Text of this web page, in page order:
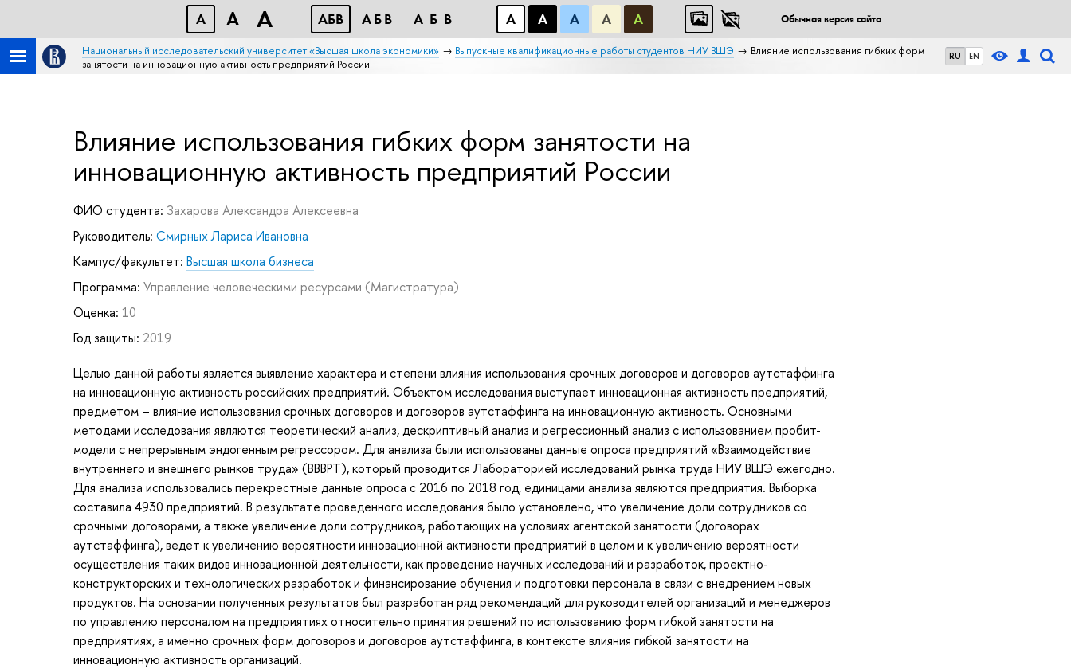
A A A АБB АБB АБB А А А А А Обычная версия сайта
RU EN
Национальный исследовательский университет «Высшая школа экономики» Выпускные квалификационные работы студентов НИУ ВШЭ
Влияние использования гибких форм
занятости на инновационную активность предприятий России
Влияние использования гибких форм занятости на
инновационную активность предприятий России
ФИО студента: Захарова Александра Алексеевна
Руководитель: Смирных Лариса Ивановна
Кампус/факультет: Высшая школа бизнеса
Программа: Управление человеческими ресурсами (Магистратура)
Оценка: 10
Год защиты: 2019
Целью данной работы является выявление характера и степени влияния использования срочных договоров и договоров аутстаффинга
на инновационную активность российских предприятий. Объектом исследования выступает инновационная активность предприятий,
предметом – влияние использования срочных договоров и договоров аутстаффинга на инновационную активность. Основными
методами исследования являются теоретический анализ, дескриптивный анализ и регрессионный анализ с использованием пробит-
модели с непрерывным эндогенным регрессором. Для анализа были использованы данные опроса предприятий «Взаимодействие
внутреннего и внешнего рынков труда» (ВВВРТ), который проводится Лабораторией исследований рынка труда НИУ ВШЭ ежегодно.
Для анализа использовались перекрестные данные опроса с 2016 по 2018 год, единицами анализа являются предприятия. Выборка
составила 4930 предприятий. В результате проведенного исследования было установлено, что увеличение доли сотрудников со
срочными договорами, а также увеличение доли сотрудников, работающих на условиях агентской занятости (договорах
аутстаффинга), ведет к увеличению вероятности инновационной активности предприятий в целом и к увеличению вероятности
осуществления таких видов инновационной деятельности, как проведение научных исследований и разработок, проектно-
конструкторских и технологических разработок и финансирование обучения и подготовки персонала в связи с внедрением новых
продуктов. На основании полученных результатов был разработан ряд рекомендаций для руководителей организаций и менеджеров
по управлению персоналом на предприятиях относительно принятия решений по использованию форм гибкой занятости на
предприятиях, а именно срочных форм договоров и договоров аутстаффинга, в контексте влияния гибкой занятости на
инновационную активность организаций.